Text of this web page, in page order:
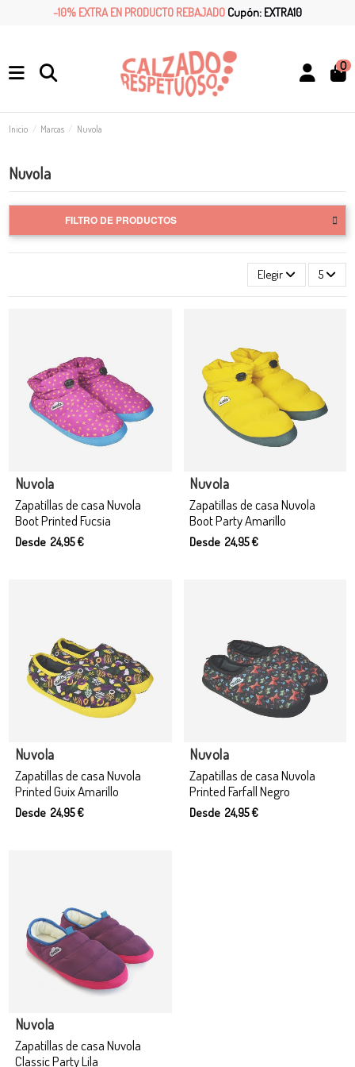
-10% EXTRA EN PRODUCTO REBAJADO Cupón: EXTRA10
0
Inicio Marcas Nuvola
Nuvola
FILTRO DE PRODUCTOS
Elegir 5
Zapatillas de casa Nuvola
Boot Printed Fucsia
Nuvola
Desde 24,95 €
Zapatillas de casa Nuvola
Boot Party Amarillo
Nuvola
Desde 24,95 €
Zapatillas de casa Nuvola
Printed Guix Amarillo
Nuvola
Desde 24,95 €
Zapatillas de casa Nuvola
Printed Farfall Negro
Nuvola
Desde 24,95 €
Producto disponible con otras opciones
Zapatillas de casa Nuvola
Classic Party Lila
Nuvola